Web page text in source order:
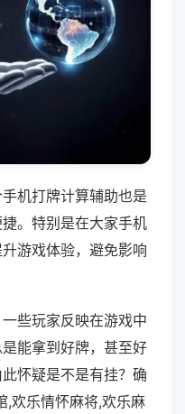
机打牌计算辅助也是
。特别是在大家手机
游戏体验，避免影响
些玩家反映在游戏中
能拿到好牌，甚至好
怀疑是不是有挂？确
,欢乐情怀麻将,欢乐麻